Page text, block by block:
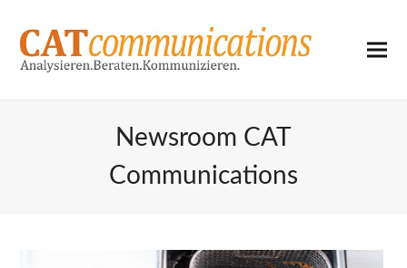
Newsroom CAT
Communications